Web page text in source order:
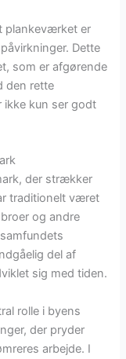
plankeværket er
Dette
som er afgørende
den rette
ikke kun ser godt
der strækker
traditionelt været
og andre
del af
sig med tiden.
rolle i byens
der pryder
arbejde. I